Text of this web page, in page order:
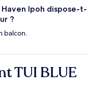
Haven Ipoh dispose-t-
?
balcon.
TUI BLUE